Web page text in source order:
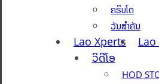
ຄຣິບໂຕ
ວັນສຳຄັນ
Lao Xperts
ວິດີໂອ
HOD